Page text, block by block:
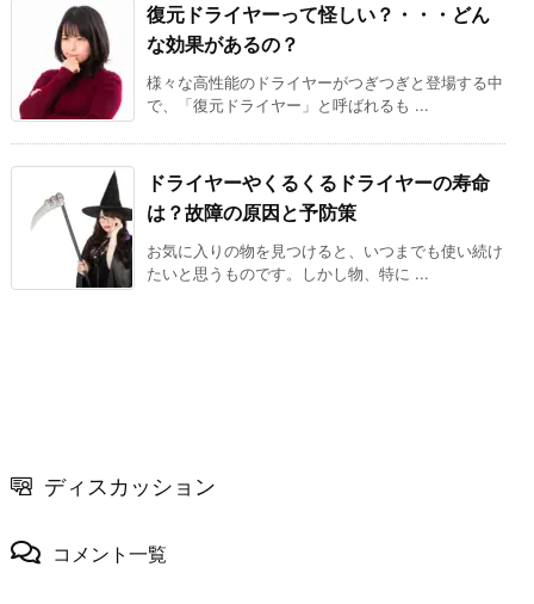
復元ドライヤーって怪しい？・・・どん
な効果があるの？
様々な高性能のドライヤーがつぎつぎと登場する中
で、「復元ドライヤー」と呼ばれるも ...
ドライヤーやくるくるドライヤーの寿命
は？故障の原因と予防策
お気に入りの物を見つけると、いつまでも使い続け
たいと思うものです。しかし物、特に ...
ディスカッション
コメント一覧